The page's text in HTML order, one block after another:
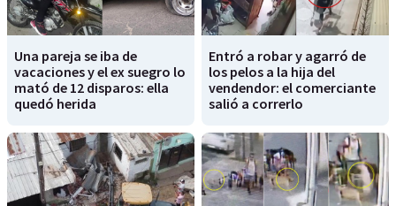
Una pareja se iba de
vacaciones y el ex suegro lo
mató de 12 disparos: ella
quedó herida
Entró a robar y agarró de
los pelos a la hija del
vendendor: el comerciante
salió a correrlo